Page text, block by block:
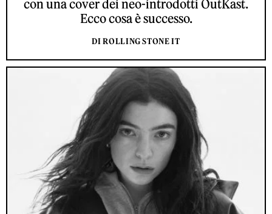
con una cover dei neo-introdotti OutKast.
Ecco cosa è successo.
DI ROLLING STONE IT